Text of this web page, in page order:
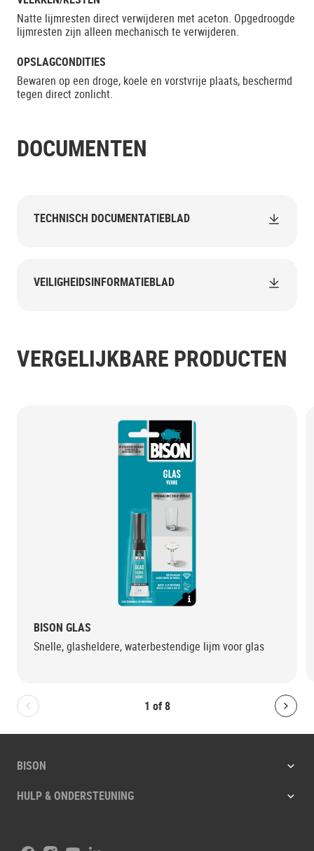
Natte lijmresten direct verwijderen met aceton. Opgedroogde
lijmresten zijn alleen mechanisch te verwijderen.
OPSLAGCONDITIES
Bewaren op een droge, koele en vorstvrije plaats, beschermd
tegen direct zonlicht.
DOCUMENTEN
TECHNISCH DOCUMENTATIEBLAD
VEILIGHEIDSINFORMATIEBLAD
VERGELIJKBARE PRODUCTEN
1 of 8
Bolton.General.PreviousSlide
BISON GLAS
Snelle, glasheldere, waterbestendige lijm voor glas
BISON
HULP & ONDERSTEUNING